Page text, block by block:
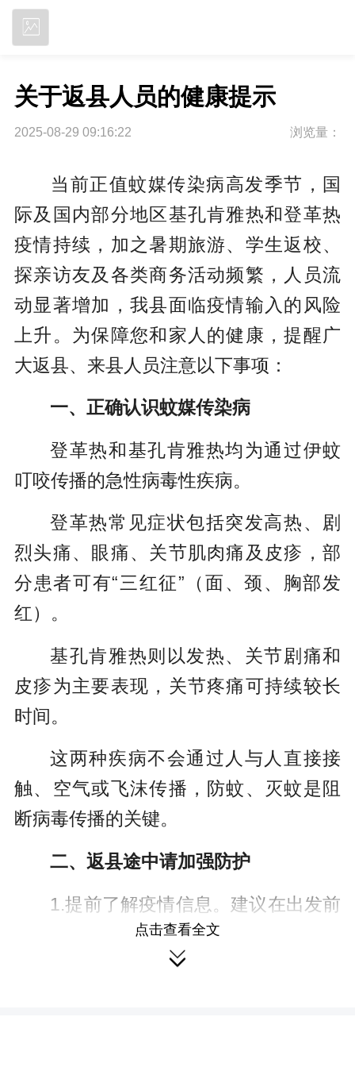
关于返县人员的健康提示
2025-08-29 09:16:22 浏览量：
当前正值蚊媒传染病高发季节，国
际及国内部分地区基孔肯雅热和登革热
疫情持续，加之暑期旅游、学生返校、
探亲访友及各类商务活动频繁，人员流
动显著增加，我县面临疫情输入的风险
上升。为保障您和家人的健康，提醒广
大返县、来县人员注意以下事项：
一、正确认识蚊媒传染病
登革热和基孔肯雅热均为通过伊蚊
叮咬传播的急性病毒性疾病。
登革热常见症状包括突发高热、剧
烈头痛、眼痛、关节肌肉痛及皮疹，部
分患者可有“三红征”（面、颈、胸部发
红）。
基孔肯雅热则以发热、关节剧痛和
皮疹为主要表现，关节疼痛可持续较长
时间。
这两种疾病不会通过人与人直接接
触、空气或飞沫传播，防蚊、灭蚊是阻
断病毒传播的关键。
二、返县途中请加强防护
1.提前了解疫情信息。建议在出发前
掌握目的地及沿途地区的蚊媒传染病疫
情情况，如途经或来自高风险区域，应
点击查看全文
